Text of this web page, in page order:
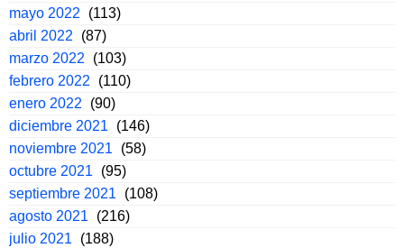
mayo 2022
(113)
abril 2022
(87)
marzo 2022
(103)
febrero 2022
(110)
enero 2022
(90)
diciembre 2021
(146)
noviembre 2021
(58)
octubre 2021
(95)
septiembre 2021
(108)
agosto 2021
(216)
julio 2021
(188)